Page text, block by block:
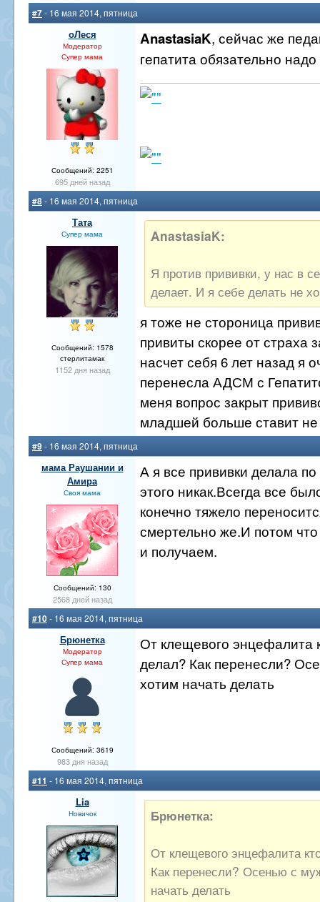
#7- 16 мая 2014, пятница
оЛеся
Модератор
Супер мама
Сообщений: 2251
695 дней назад
AnastasiaK, сейчас же
гепатита обязательно
#8- 16 мая 2014, пятница
Тата
Супер мама
Сообщений: 1578
стерлитамак
1152 дня назад
AnastasiaK:
Я против прививки, у нас в
делает. И я себе делать не
я тоже не стороница
привиты скорее от страха
насчет себя 6 лет назад я
перенесла АДСМ с
меня вопрос закрыт
младшей больше ставит
#9- 16 мая 2014, пятница
мама Раушании и
Амира
Своя мама
Сообщений: 130
2568 дней назад
А я все прививки делала
этого никак.Всегда все
конечно тяжело
смертельно же.И потом
и получаем.
#10- 16 мая 2014, пятница
Брюнетка
Модератор
Супер мама
Сообщений: 3619
983 дня назад
От клещевого энцефалита
делал? Как перенесли?
хотим начать делать
#11 - 16 мая 2014, пятница
Lia
Новичок Брюнетка:
От клещевого энцефалита
Как перенесли? Осенью с
начать делать